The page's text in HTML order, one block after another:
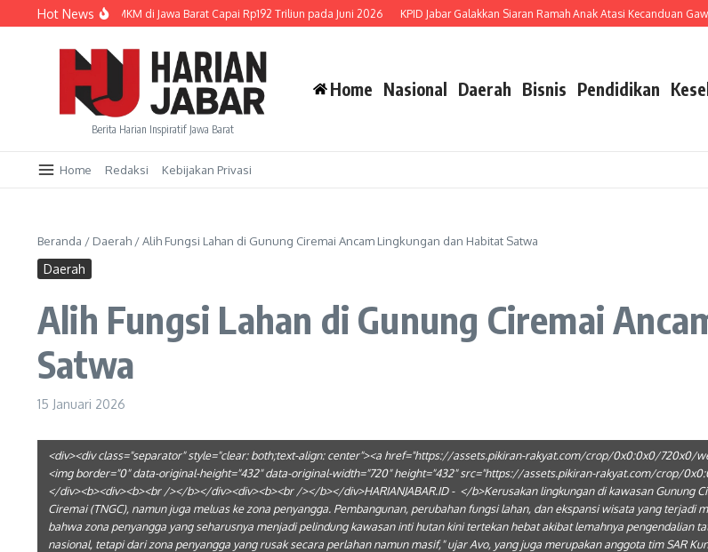
Lewati ke konten
Hot News
Kredit UMKM di Jawa Barat Capai Rp192 Triliun pada Juni 2026 KPID Jabar Galakkan Siaran Ramah Anak Atasi Kecanduan Gawai
Berita Harian Inspiratif Jawa Barat
Home Nasional Daerah Bisnis Pendidikan
Home Redaksi Kebijakan Privasi
Beranda / Daerah /Alih Fungsi Lahan di Gunung Ciremai Ancam Lingkungan dan Habitat Satwa
Daerah
Alih Fungsi Lahan di Gunung Ciremai
Satwa
15 Januari 2026
<div><div class="separator" style="clear: both;text-align: center"><a href="https://assets.pikiran-rakyat.com/crop/0x0:0x0/
<img border="0" data-original-height="432" data-original-width="720" height="432" src="https://assets.pikiran-rakyat.com/crop/
</div><b><div><b><br /></b></div><div><b><br /></b></div>HARIANJABAR.ID - </b>Kerusakan lingkungan di kawasan Gunung
Ciremai (TNGC), namun juga meluas ke zona penyangga. Pembangunan, perubahan fungsi lahan, dan ekspansi wisata yang
bahwa zona penyangga yang seharusnya menjadi pelindung kawasan inti hutan kini tertekan hebat akibat lemahnya pengendalian
nasional, tetapi dari zona penyangga yang rusak secara perlahan namun masif," ujar Avo, yang juga merupakan anggota tim SAR